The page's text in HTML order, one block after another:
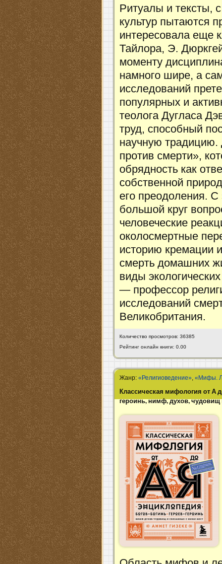
Ритуалы и тексты,
культур пытаются
интересовала еще
Тайлора, Э.
моменту
намного шире, а
исследований
популярных и
теолога Дугласа
труд, способный
научную традицию.
против смерти»,
обрядность как
собственной
его преодоления. С
большой круг
человеческие
околосмертные
историю кремации
смерть домашних
виды
— профессор
исследований
Великобритания.
Количество просмотров: 36385
Рейтинг онлайн книги: 0.00
Жанр:«Религиоведение»,«Мифы.
Классическая мифология от А
героинь, нимф, духов,